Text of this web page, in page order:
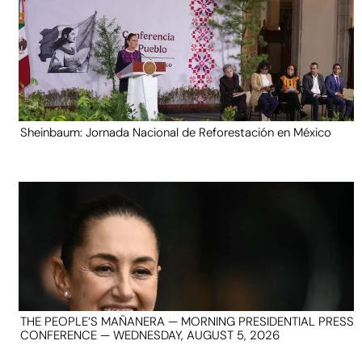
Sheinbaum: Jornada Nacional de Reforestación en México
THE PEOPLE’S MAÑANERA — MORNING PRESIDENTIAL PRESS
CONFERENCE — WEDNESDAY, AUGUST 5, 2026